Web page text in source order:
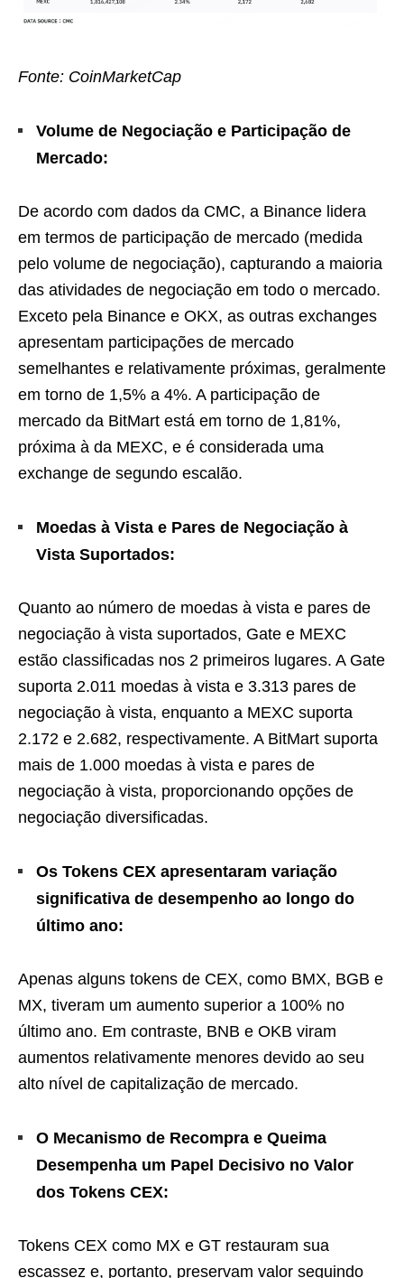
Fonte: CoinMarketCap
Volume de Negociação e Participação de
Mercado:
De acordo com dados da CMC, a Binance lidera
em termos de participação de mercado (medida
pelo volume de negociação), capturando a maioria
das atividades de negociação em todo o mercado.
Exceto pela Binance e OKX, as outras exchanges
apresentam participações de mercado
semelhantes e relativamente próximas, geralmente
em torno de 1,5% a 4%. A participação de
mercado da BitMart está em torno de 1,81%,
próxima à da MEXC, e é considerada uma
exchange de segundo escalão.
Moedas à Vista e Pares de Negociação à
Vista Suportados:
Quanto ao número de moedas à vista e pares de
negociação à vista suportados, Gate e MEXC
estão classificadas nos 2 primeiros lugares. A Gate
suporta 2.011 moedas à vista e 3.313 pares de
negociação à vista, enquanto a MEXC suporta
2.172 e 2.682, respectivamente. A BitMart suporta
mais de 1.000 moedas à vista e pares de
negociação à vista, proporcionando opções de
negociação diversificadas.
Os Tokens CEX apresentaram variação
significativa de desempenho ao longo do
último ano:
Apenas alguns tokens de CEX, como BMX, BGB e
MX, tiveram um aumento superior a 100% no
último ano. Em contraste, BNB e OKB viram
aumentos relativamente menores devido ao seu
alto nível de capitalização de mercado.
O Mecanismo de Recompra e Queima
Desempenha um Papel Decisivo no Valor
dos Tokens CEX:
Tokens CEX como MX e GT restauram sua
escassez e, portanto, preservam valor seguindo